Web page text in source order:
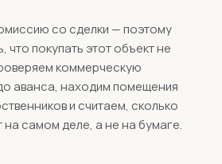
со сделки — поэтому
что покупать этот объект не
коммерческую
аванса, находим помещения
и считаем, сколько
на самом деле, а не на бумаге.